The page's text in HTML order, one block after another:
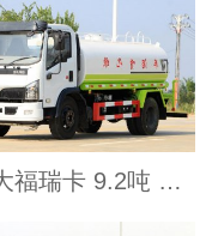
国六大福瑞卡 9.2吨 洒水车